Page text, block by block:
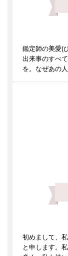
鑑定師の美愛(
出来事のすべ
を。なぜあの
初めまして、
と申します。